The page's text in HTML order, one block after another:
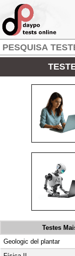
Testes
Geologic del plantar